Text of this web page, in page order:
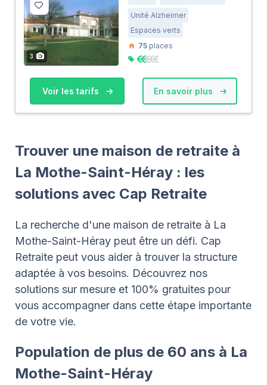
3
Unité Alzheimer
Espaces verts
75 places
Voir les tarifs En savoir plus
Trouver une maison de retraite à
La Mothe-Saint-Héray : les
solutions avec Cap Retraite
La recherche d'une maison de retraite à La
Mothe-Saint-Héray peut être un défi. Cap
Retraite peut vous aider à trouver la structure
adaptée à vos besoins. Découvrez nos
solutions sur mesure et 100% gratuites pour
vous accompagner dans cette étape importante
de votre vie.
Population de plus de 60 ans à La
Mothe-Saint-Héray